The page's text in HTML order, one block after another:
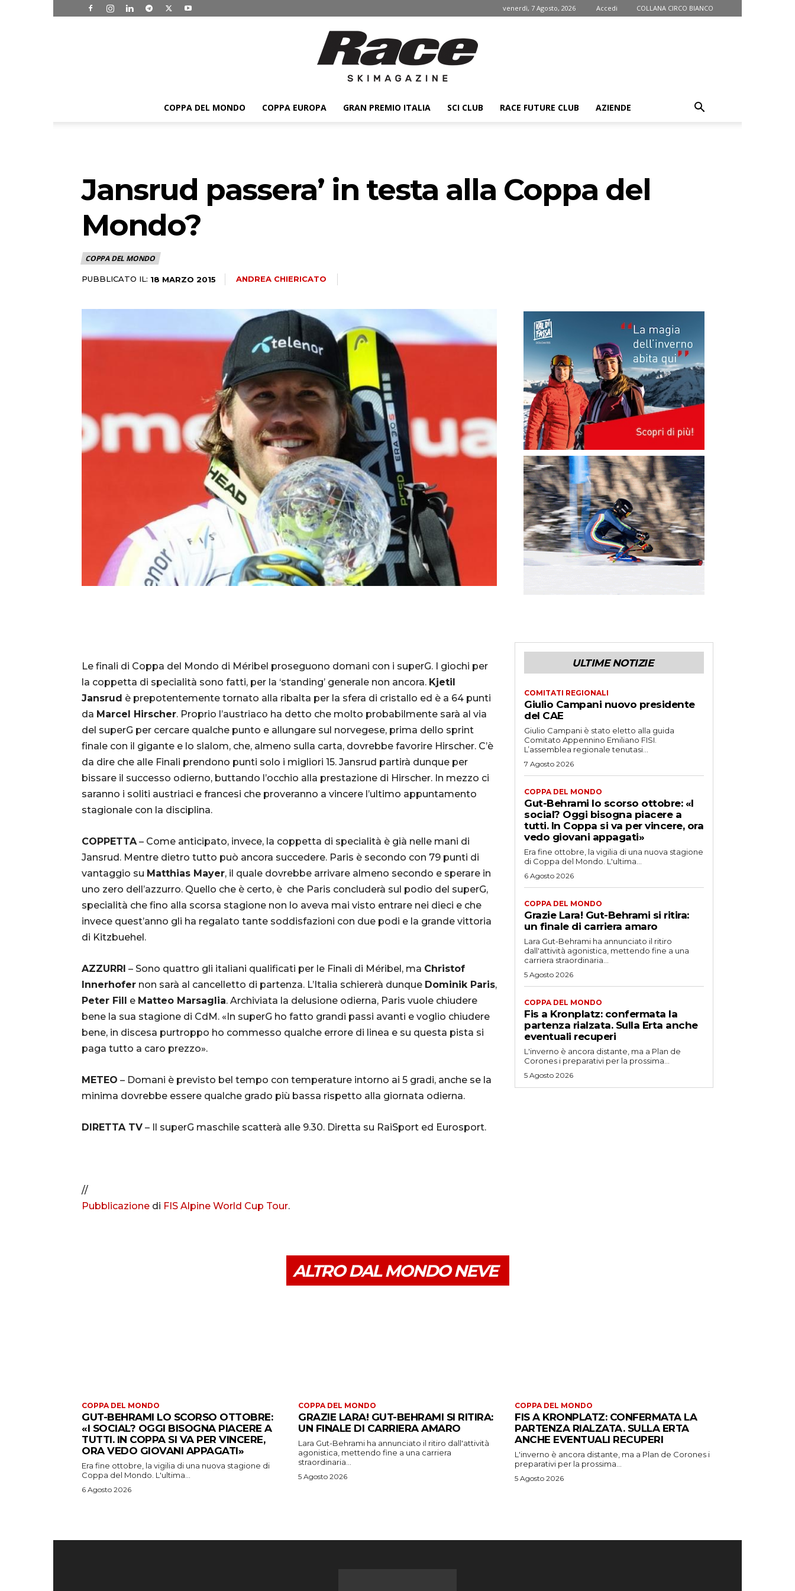
venerdì, 7 Agosto, 2026 Accedi COLLANA CIRCO BIANCO
ski
COPPA DEL MONDO COPPA EUROPA GRAN PREMIO ITALIA SCI CLUB RACE FUTURE CLUB AZIENDE
Jansrud passera’ in testa alla Coppa del
Mondo?
COPPA DEL MONDO
PUBBLICATO IL: 18 MARZO 2015 ANDREA CHIERICATO
Le finali di Coppa del Mondo di Méribel proseguono domani con i superG. I giochi per
la coppetta di specialità sono fatti, per la ‘standing’ generale non ancora. Kjetil
Jansrud è prepotentemente tornato alla ribalta per la sfera di cristallo ed è a 64 punti
da Marcel Hirscher. Proprio l’austriaco ha detto che molto probabilmente sarà al via
del superG per cercare qualche punto e allungare sul norvegese, prima dello sprint
finale con il gigante e lo slalom, che, almeno sulla carta, dovrebbe favorire Hirscher. C’è
da dire che alle Finali prendono punti solo i migliori 15. Jansrud partirà dunque per
bissare il successo odierno, buttando l’occhio alla prestazione di Hirscher. In mezzo ci
saranno i soliti austriaci e francesi che proveranno a vincere l’ultimo appuntamento
stagionale con la disciplina.
COPPETTA– Come anticipato, invece, la coppetta di specialità è già nelle mani di
Jansrud. Mentre dietro tutto può ancora succedere. Paris è secondo con 79 punti di
vantaggio su Matthias Mayer, il quale dovrebbe arrivare almeno secondo e sperare in
uno zero dell’azzurro. Quello che è certo, è che Paris concluderà sul podio del superG,
specialità che fino alla scorsa stagione non lo aveva mai visto entrare nei dieci e che
invece quest’anno gli ha regalato tante soddisfazioni con due podi e la grande vittoria
di Kitzbuehel.
AZZURRI – Sono quattro gli italiani qualificati per le Finali di Méribel, ma Christof
Innerhofer non sarà al cancelletto di partenza. L’Italia schiererà dunque Dominik Paris,
Peter Fill e Matteo Marsaglia. Archiviata la delusione odierna, Paris vuole chiudere
bene la sua stagione di CdM. «In superG ho fatto grandi passi avanti e voglio chiudere
bene, in discesa purtroppo ho commesso qualche errore di linea e su questa pista si
paga tutto a caro prezzo».
METEO – Domani è previsto bel tempo con temperature intorno ai 5 gradi, anche se la
minima dovrebbe essere qualche grado più bassa rispetto alla giornata odierna.
DIRETTA TV – Il superG maschile scatterà alle 9.30. Diretta su RaiSport ed Eurosport.
//
Pubblicazione di FIS Alpine World Cup Tour.
ULTIME NOTIZIE
COMITATI REGIONALI
Giulio Campani nuovo presidente
del CAE
Giulio Campani è stato eletto alla guida
Comitato Appennino Emiliano FISI.
L’assemblea regionale tenutasi...
7 Agosto 2026
COPPA DEL MONDO
Gut-Behrami lo scorso ottobre: «I
social? Oggi bisogna piacere a
tutti. In Coppa si va per vincere, ora
vedo giovani appagati»
Era fine ottobre, la vigilia di una nuova stagione
di Coppa del Mondo. L'ultima...
6 Agosto 2026
COPPA DEL MONDO
Grazie Lara! Gut-Behrami si ritira:
un finale di carriera amaro
Lara Gut-Behrami ha annunciato il ritiro
dall'attività agonistica, mettendo fine a una
carriera straordinaria...
5 Agosto 2026
COPPA DEL MONDO
Fis a Kronplatz: confermata la
partenza rialzata. Sulla Erta anche
eventuali recuperi
L'inverno è ancora distante, ma a Plan de
Corones i preparativi per la prossima...
5 Agosto 2026
ALTRO DAL MONDO NEVE
COPPA DEL MONDO
GUT-BEHRAMI LO SCORSO OTTOBRE:
«I SOCIAL? OGGI BISOGNA PIACERE A
TUTTI. IN COPPA SI VA PER VINCERE,
ORA VEDO GIOVANI APPAGATI»
Era fine ottobre, la vigilia di una nuova stagione di
Coppa del Mondo. L'ultima...
6 Agosto 2026
COPPA DEL MONDO
GRAZIE LARA! GUT-BEHRAMI SI RITIRA:
UN FINALE DI CARRIERA AMARO
Lara Gut-Behrami ha annunciato il ritiro dall'attività
agonistica, mettendo fine a una carriera
straordinaria...
5 Agosto 2026
COPPA DEL MONDO
FIS A KRONPLATZ: CONFERMATA LA
PARTENZA RIALZATA. SULLA ERTA
ANCHE EVENTUALI RECUPERI
L'inverno è ancora distante, ma a Plan de Corones i
preparativi per la prossima...
5 Agosto 2026